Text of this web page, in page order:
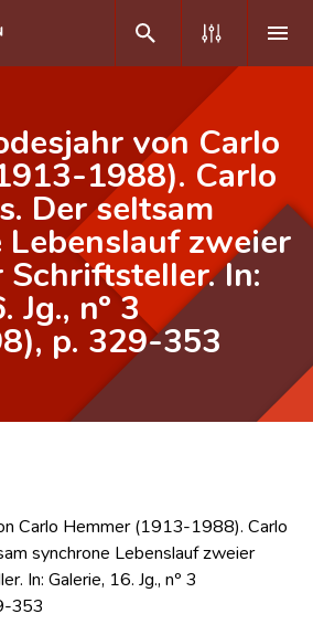
Antworten
von Carlo
1988). Carlo
Der seltsam
zweier
In:
Jg., nº 3
p. 329-353
Carlo Hemmer (1913-1988). Carlo
synchrone Lebenslauf zweier
In: Galerie, 16. Jg., nº 3
353